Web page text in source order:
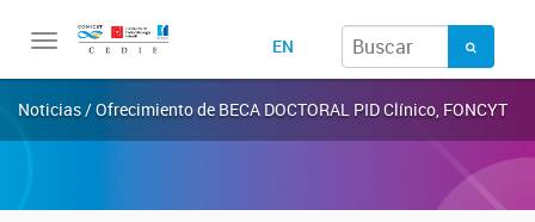
Toggle
EN
Noticias / Ofrecimiento de BECA DOCTORAL PID Clínico, FONCYT